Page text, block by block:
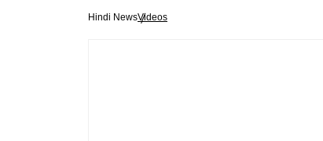
Hindi NewsVideos